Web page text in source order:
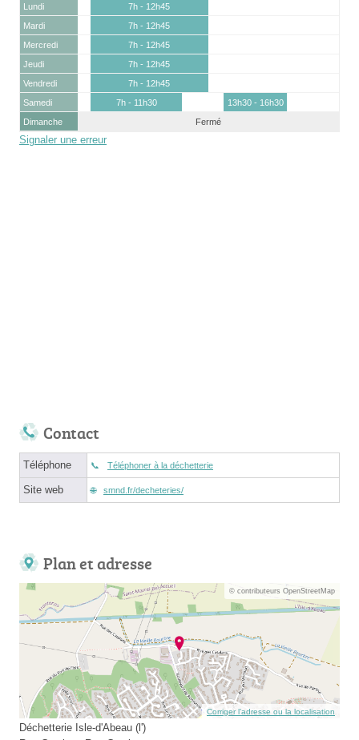
Lundi
7h - 12h45
Mardi
7h - 12h45
Mercredi
7h - 12h45
Jeudi
7h - 12h45
Vendredi
7h - 12h45
Samedi
7h - 11h30
13h30 - 16h30
Dimanche
Fermé
Signaler une erreur
Contact
Téléphone Téléphoner à la déchetterie
Site web smnd.fr/decheteries/
Plan et adresse
© contributeurs OpenStreetMap
Corriger l’adresse ou la localisation
Déchetterie Isle-d'Abeau (l')